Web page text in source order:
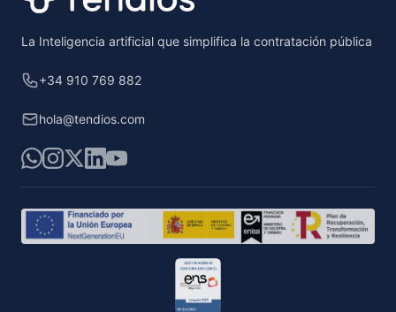
La Inteligencia artificial que simplifica la contratación pública
+34 910 769 882
hola@tendios.com
WhatsApp
Instagram
X LinkedIn
YouTube